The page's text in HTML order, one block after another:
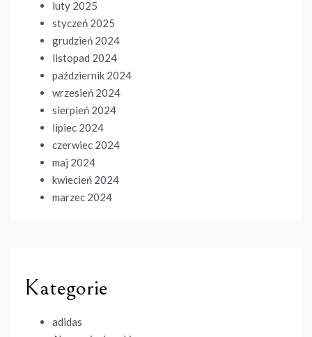
luty 2025
styczeń 2025
grudzień 2024
listopad 2024
październik 2024
wrzesień 2024
sierpień 2024
lipiec 2024
czerwiec 2024
maj 2024
kwiecień 2024
marzec 2024
Kategorie
adidas